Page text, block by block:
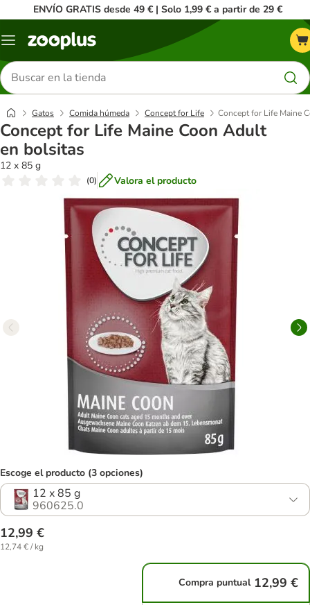
ENVÍO GRATIS desde 49 € | Solo 1,99 € a partir de 29 €
Menú
Buscar
productos
Gatos Comida húmeda Concept for Life Concept for Life Maine
Concept for Life Maine Coon Adult
en bolsitas
12 x 85 g
(0) Valora el producto
Escoge el producto (3 opciones)
12 x 85 g
960625.0
12,99 €
12,74 € / kg
Compra puntual 12,99 €